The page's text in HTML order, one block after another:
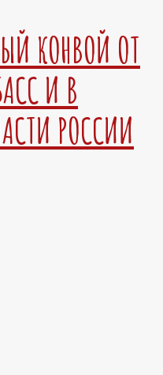
КОНВОЙ ОТ
И В
РОССИИ